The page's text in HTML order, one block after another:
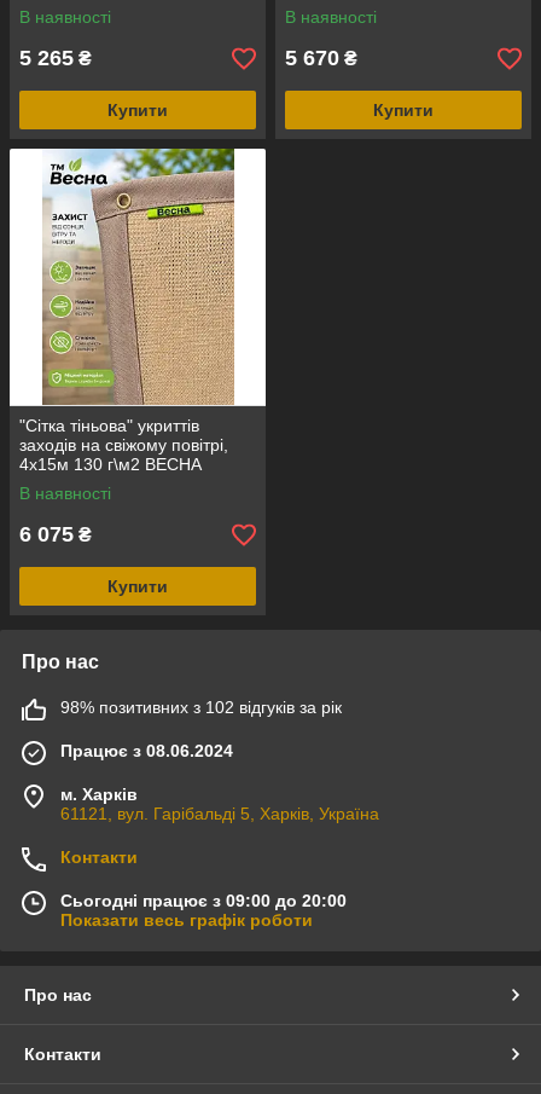
В наявності
5 265 ₴
Купити
В наявності
5 670 ₴
Купити
"Сітка тіньова" укриттів
заходів на свіжому повітрі,
4х15м 130 г\м2 ВЕСНА
В наявності
6 075 ₴
Купити
Про нас
98% позитивних з 102 відгуків за рік
Працює з 08.06.2024
м. Харків
61121, вул. Гарібальді 5, Харків, Україна
Контакти
Сьогодні працює з 09:00 до 20:00
Показати весь графік роботи
Про нас
Контакти